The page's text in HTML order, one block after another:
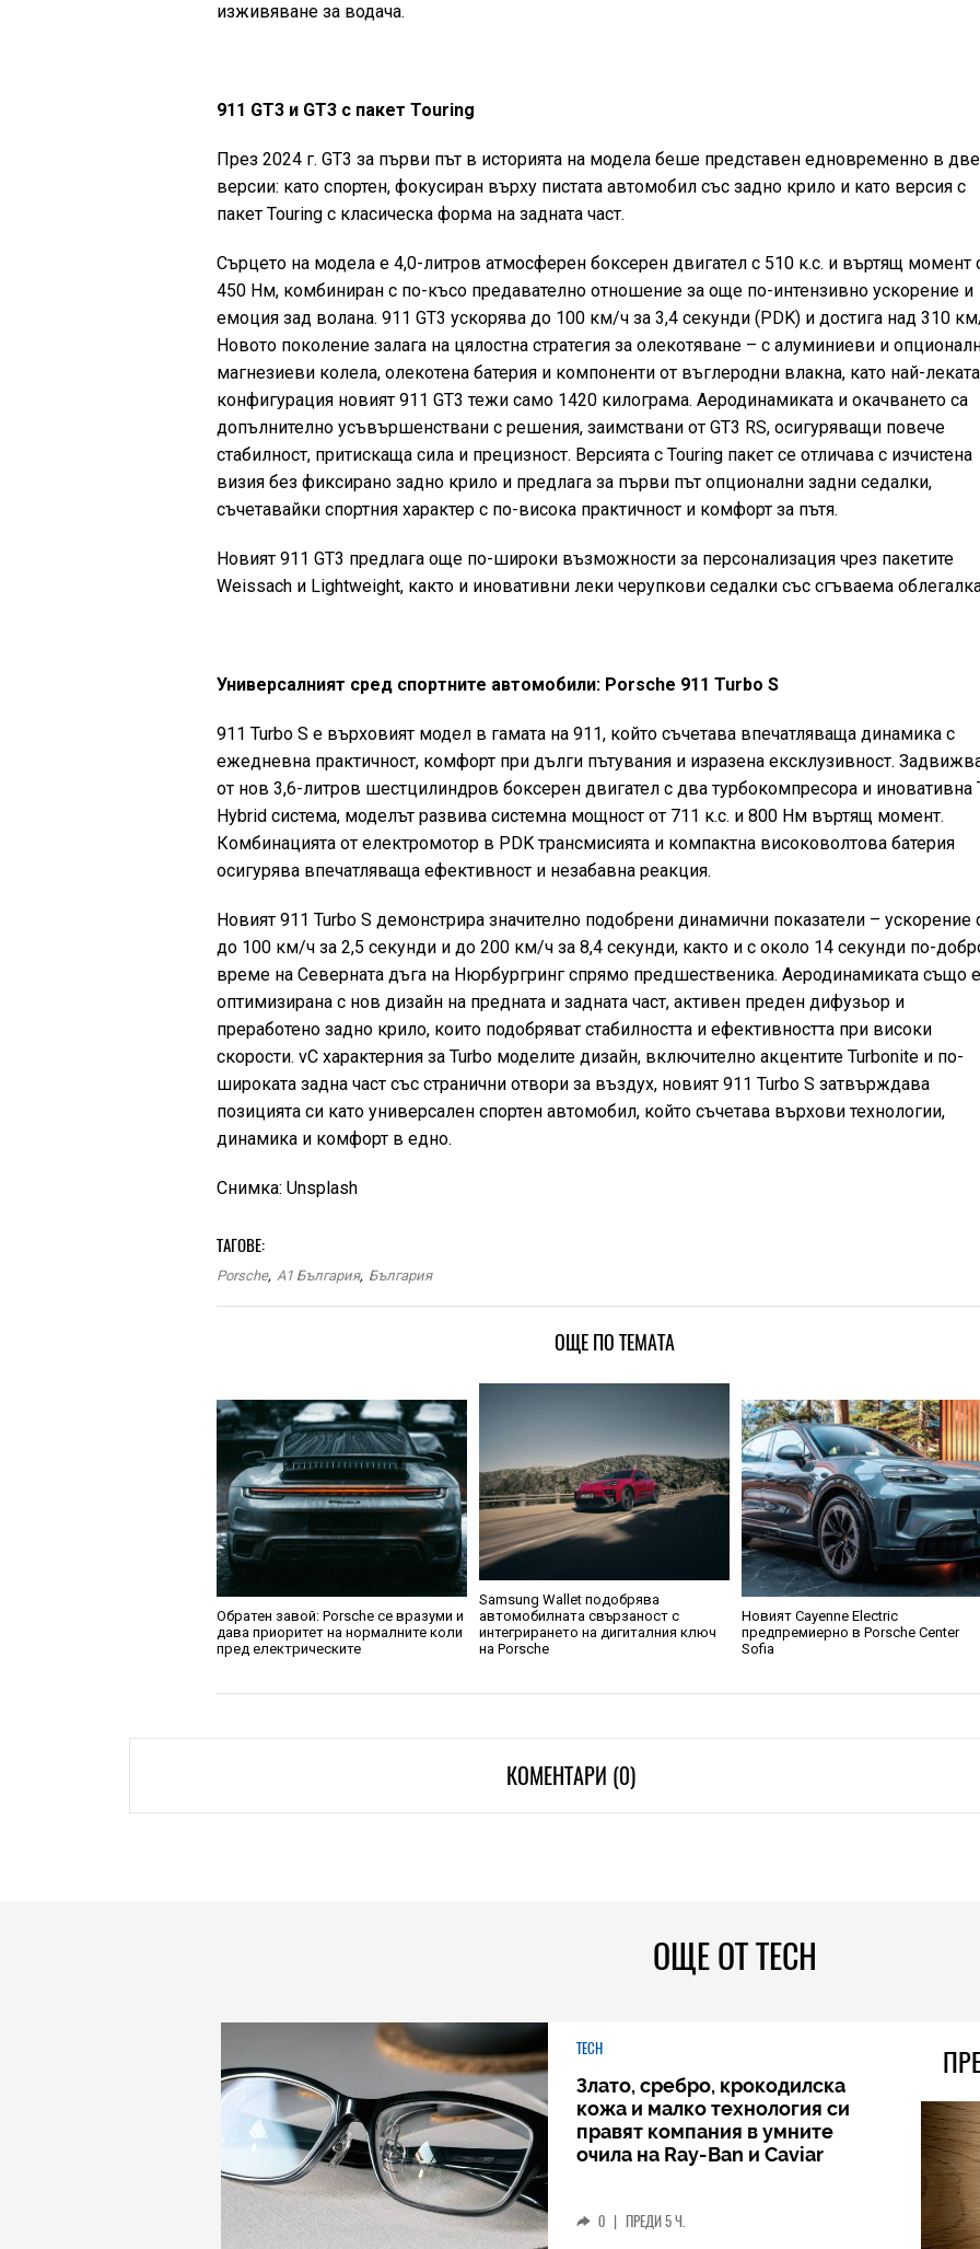
изживяване за водача.
911 GT3 и GT3 с пакет Touring
През 2024 г. GT3 за първи път в историята на модела беше представен едновременно в две
версии: като спортен, фокусиран върху пистата автомобил със задно крило и като версия с
пакет Touring с класическа форма на задната част.
Сърцето на модела е 4,0-литров атмосферен боксерен двигател с 510 к.с. и въртящ момент
450 Нм, комбиниран с по-късо предавателно отношение за още по-интензивно ускорение и
емоция зад волана. 911 GT3 ускорява до 100 км/ч за 3,4 секунди (PDK) и достига над 310
Новото поколение залага на цялостна стратегия за олекотяване – с алуминиеви и
магнезиеви колела, олекотена батерия и компоненти от въглеродни влакна, като най-
конфигурация новият 911 GT3 тежи само 1420 килограма. Аеродинамиката и окачването са
допълнително усъвършенствани с решения, заимствани от GT3 RS, осигуряващи повече
стабилност, притискаща сила и прецизност. Версията с Touring пакет се отличава с изчистена
визия без фиксирано задно крило и предлага за първи път опционални задни седалки,
съчетавайки спортния характер с по-висока практичност и комфорт за пътя.
Новият 911 GT3 предлага още по-широки възможности за персонализация чрез пакетите
Weissach и Lightweight, както и иновативни леки черупкови седалки със сгъваема
Универсалният сред спортните автомобили: Porsche 911 Turbo S
911 Turbo S е върховият модел в гамата на 911, който съчетава впечатляваща динамика с
ежедневна практичност, комфорт при дълги пътувания и изразена ексклузивност.
от нов 3,6-литров шестцилиндров боксерен двигател с два турбокомпресора и иновативна
Hybrid система, моделът развива системна мощност от 711 к.с. и 800 Нм въртящ момент.
Комбинацията от електромотор в PDK трансмисията и компактна високоволтова батерия
осигурява впечатляваща ефективност и незабавна реакция.
Новият 911 Turbo S демонстрира значително подобрени динамични показатели – ускорение
до 100 км/ч за 2,5 секунди и до 200 км/ч за 8,4 секунди, както и с около 14 секунди по-
време на Северната дъга на Нюрбургринг спрямо предшественика. Аеродинамиката също е
оптимизирана с нов дизайн на предната и задната част, активен преден дифузьор и
преработено задно крило, които подобряват стабилността и ефективността при високи
скорости. vС характерния за Turbo моделите дизайн, включително акцентите Turbonite и по-
широката задна част със странични отвори за въздух, новият 911 Turbo S затвърждава
позицията си като универсален спортен автомобил, който съчетава върхови технологии,
динамика и комфорт в едно.
Снимка: Unsplash
ТАГОВЕ:
Porsche, A1 България, България
ОЩЕ ПО ТЕМАТА
Обратен завой: Porsche се вразуми и
дава приоритет на нормалните коли
пред електрическите
Samsung Wallet подобрява
автомобилната свързаност с
интегрирането на дигиталния ключ
на Porsche
Новият Cayenne Electric
предпремиерно в Porsche Center
Sofia
КОМЕНТАРИ (0)
ОЩЕ ОТ TECH
TECH
Злато, сребро, крокодилска
кожа и малко технология си
правят компания в умните
очила на Ray-Ban и Caviar
0 | ПРЕДИ 5 Ч.